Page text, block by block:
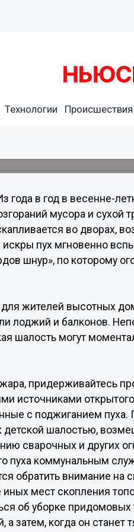
Технологии Происшествия
об
года в год в весенне-
мусора и сухой
во дворах,
пух мгновенно
шнур», по которому
жителей высотных
лоджий и балконов.
шалость могут
придерживайтесь
источниками
с поджиганием пуха.
шалостью,
сварочных и других
пуха коммунальным
обратить внимание на
мест скопления
об уборке придомовых
затем, когда он станет